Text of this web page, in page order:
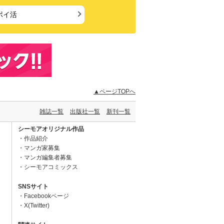
イ活
▲ページTOPへ
雑誌一覧 出版社一覧 新刊一覧
シーモアオリジナル作品
作品紹介
マンガ家募集
マンガ編集者募集
シーモアコミックス
SNSサイト
Facebookページ
X(Twitter)